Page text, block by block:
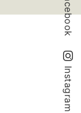
Facebook
Instagram